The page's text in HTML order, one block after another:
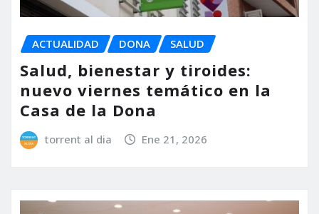
ACTUALIDAD DONA SALUD
Salud, bienestar y tiroides:
nuevo viernes temático en la
Casa de la Dona
torrent al dia Ene 21, 2026